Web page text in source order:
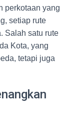
perkotaan yang
setiap rute
Salah satu rute
Kota, yang
tetapi juga